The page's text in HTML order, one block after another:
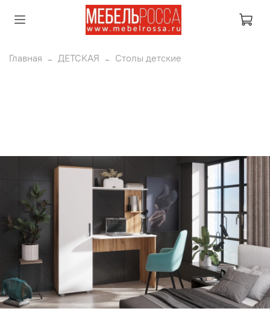
Главная ДЕТСКАЯ Столы детские